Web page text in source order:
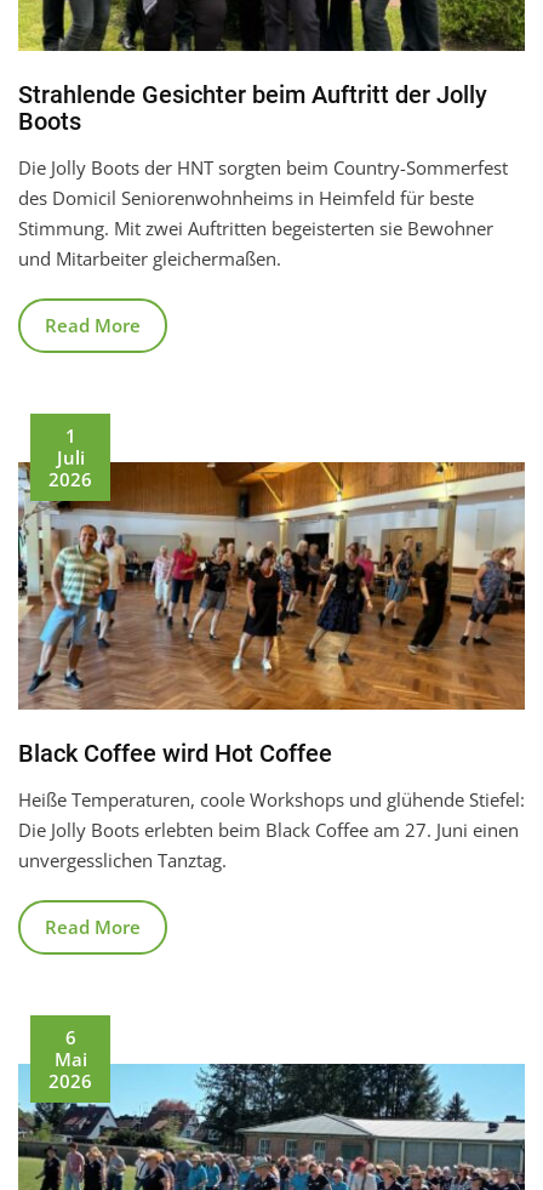
Strahlende Gesichter beim Auftritt der Jolly
Boots
Die Jolly Boots der HNT sorgten beim Country-Sommerfest
des Domicil Seniorenwohnheims in Heimfeld für beste
Stimmung. Mit zwei Auftritten begeisterten sie Bewohner
und Mitarbeiter gleichermaßen.
Read More
1
Juli
2026
Black Coffee wird Hot Coffee
Heiße Temperaturen, coole Workshops und glühende Stiefel:
Die Jolly Boots erlebten beim Black Coffee am 27. Juni einen
unvergesslichen Tanztag.
Read More
6
Mai
2026